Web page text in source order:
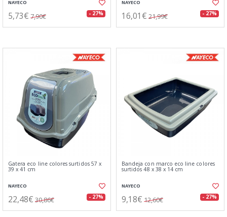
NAYECO
5,73€ 7,90€ - 27%
NAYECO
16,01€ 21,99€ - 27%
Gatera eco line colores surtidos 57 x
39 x 41 cm
NAYECO
22,48€ 30,86€ - 27%
Bandeja con marco eco line colores
surtidos 48 x 38 x 14 cm
NAYECO
9,18€ 12,60€ - 27%